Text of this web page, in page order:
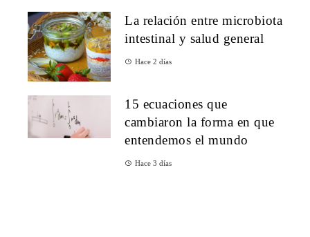
La relación entre microbiota
intestinal y salud general
Hace 2 días
15 ecuaciones que
cambiaron la forma en que
entendemos el mundo
Hace 3 días